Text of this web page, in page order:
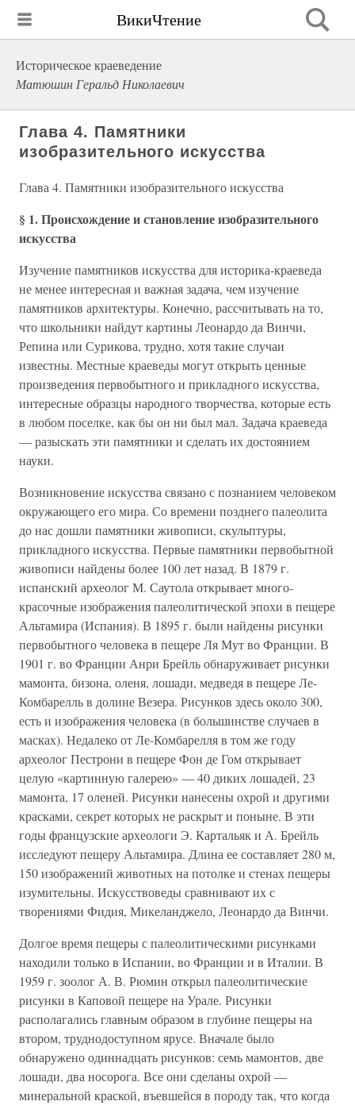
ВикиЧтение
Историческое краеведение
Матюшин Геральд Николаевич
Глава 4. Памятники
изобразительного искусства
Глава 4. Памятники изобразительного искусства
§ 1. Происхождение и становление изобразительного
искусства
Изучение памятников искусства для историка-краеведа
не менее интересная и важная задача, чем изучение
памятников архитектуры. Конечно, рассчитывать на то,
что школьники найдут картины Леонардо да Винчи,
Репина или Сурикова, трудно, хотя такие случаи
известны. Местные краеведы могут открыть ценные
произведения первобытного и прикладного искусства,
интересные образцы народного творчества, которые есть
в любом поселке, как бы он ни был мал. Задача краеведа
— разыскать эти памятники и сделать их достоянием
науки.
Возникновение искусства связано с познанием человеком
окружающего его мира. Со времени позднего палеолита
до нас дошли памятники живописи, скульптуры,
прикладного искусства. Первые памятники первобытной
живописи найдены более 100 лет назад. В 1879 г.
испанский археолог М. Саутола открывает много-
красочные изображения палеолитической эпохи в пещере
Альтамира (Испания). В 1895 г. были найдены рисунки
первобытного человека в пещере Ля Мут во Франции. В
1901 г. во Франции Анри Брейль обнаруживает рисунки
мамонта, бизона, оленя, лошади, медведя в пещере Ле-
Комбарелль в долине Везера. Рисунков здесь около 300,
есть и изображения человека (в большинстве случаев в
масках). Недалеко от Ле-Комбарелля в том же году
археолог Пестрони в пещере Фон де Гом открывает
целую «картинную галерею» — 40 диких лошадей, 23
мамонта, 17 оленей. Рисунки нанесены охрой и другими
красками, секрет которых не раскрыт и поныне. В эти
годы французские археологи Э. Картальяк и А. Брейль
исследуют пещеру Альтамира. Длина ее составляет 280 м,
150 изображений животных на потолке и стенах пещеры
изумительны. Искусствоведы сравнивают их с
творениями Фидия, Микеланджело, Леонардо да Винчи.
Долгое время пещеры с палеолитическими рисунками
находили только в Испании, во Франции и в Италии. В
1959 г. зоолог А. В. Рюмин открыл палеолитические
рисунки в Каповой пещере на Урале. Рисунки
располагались главным образом в глубине пещеры на
втором, труднодоступном ярусе. Вначале было
обнаружено одиннадцать рисунков: семь мамонтов, две
лошади, два носорога. Все они сделаны охрой —
минеральной краской, въевшейся в породу так, что когда